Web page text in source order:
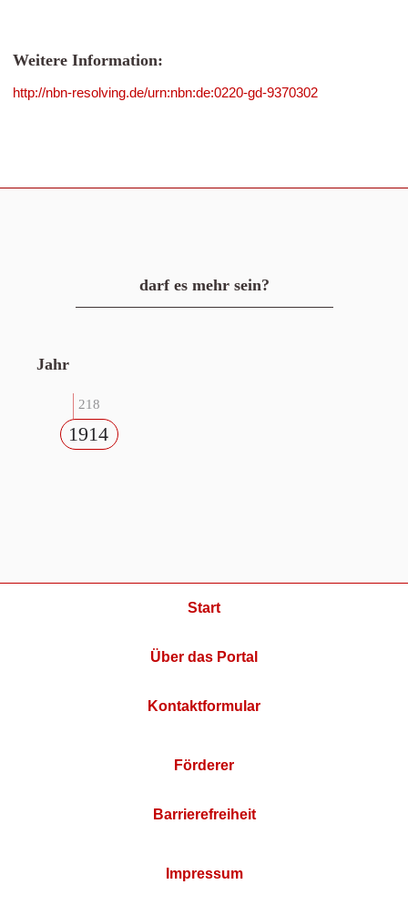
Weitere Information:
http://nbn-resolving.de/urn:nbn:de:0220-gd-9370302
darf es mehr sein?
Jahr
218
1914
Start
Über das Portal
Kontaktformular
Förderer
Barrierefreiheit
Impressum